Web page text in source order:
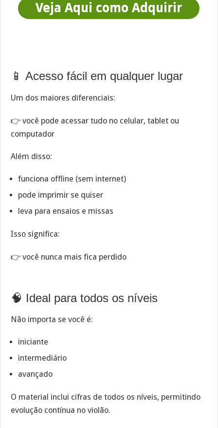
Veja Aqui como Adquirir
📱 Acesso fácil em qualquer lugar
Um dos maiores diferenciais:
👉 você pode acessar tudo no celular, tablet ou
computador
Além disso:
funciona offline (sem internet)
pode imprimir se quiser
leva para ensaios e missas
Isso significa:
👉 você nunca mais fica perdido
🧠 Ideal para todos os níveis
Não importa se você é:
iniciante
intermediário
avançado
O material inclui cifras de todos os níveis, permitindo
evolução contínua no violão.